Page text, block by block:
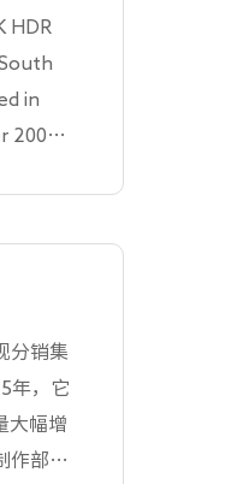
HDR
in
200+
the
分销集
年，它
大幅增
作部